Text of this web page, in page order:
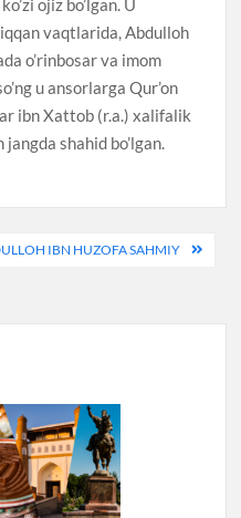
ojiz bo’lgan. U
vaqtlarida, Abdulloh
o’rinbosar va imom
u ansorlarga Qur’on
ibn Xattob (r.a.) xalifalik
shahid bo’lgan.
IBN HUZOFA SAHMIY